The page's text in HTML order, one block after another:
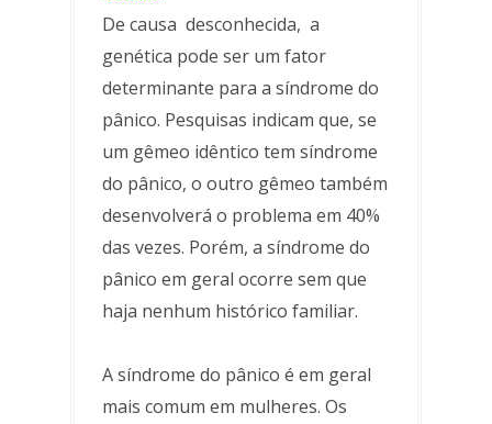
De causa desconhecida, a
genética pode ser um fator
determinante para a síndrome do
pânico. Pesquisas indicam que, se
um gêmeo idêntico tem síndrome
do pânico, o outro gêmeo também
desenvolverá o problema em 40%
das vezes. Porém, a síndrome do
pânico em geral ocorre sem que
haja nenhum histórico familiar.
A síndrome do pânico é em geral
mais comum em mulheres. Os